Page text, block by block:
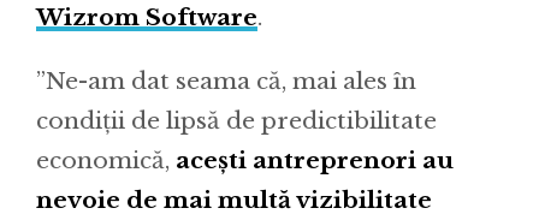
Wizrom Software.
”Ne-am dat seama că, mai ales în
condiții de lipsă de predictibilitate
economică, acești antreprenori au
nevoie de mai multă vizibilitate